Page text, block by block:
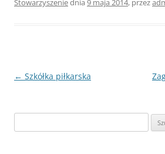
Stowarzyszeniednia 9 maja 2014, przez
Nawigacja
← Szkółka piłkarska